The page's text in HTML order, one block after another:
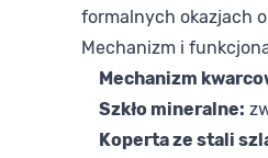
formalnych okazjach
Mechanizm i
Mechanizm
Szkło mineralne:
Koperta ze stali